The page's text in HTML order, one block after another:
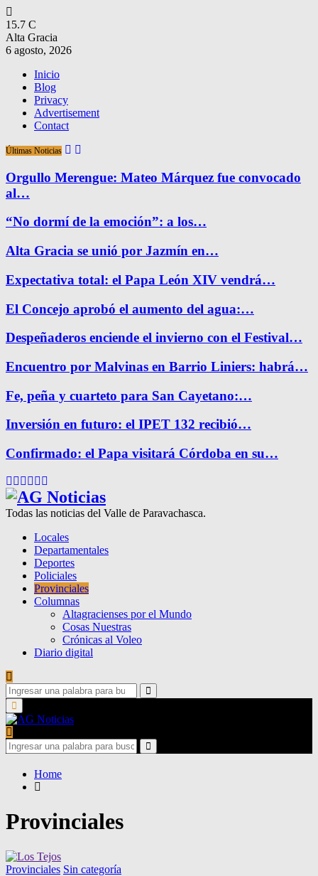
15.7 C
Alta Gracia
6 agosto, 2026
Inicio
Blog
Privacy
Advertisement
Contact
Últimas Noticias
Orgullo Merengue: Mateo Márquez fue convocado
al…
“No dormí de la emoción”: a los…
Alta Gracia se unió por Jazmín en…
Expectativa total: el Papa León XIV vendrá…
El Concejo aprobó el aumento del agua:…
Despeñaderos enciende el invierno con el Festival…
Encuentro por Malvinas en Barrio Liniers: habrá…
Fe, peña y cuarteto para San Cayetano:…
Inversión en futuro: el IPET 132 recibió…
Confirmado: el Papa visitará Córdoba en su…
Facebook
Twitter
Instagram
Pinterest
Google
Todas las noticias del Valle de Paravachasca.
Locales
Departamentales
Deportes
Policiales
Provinciales
Columnas
Altagracienses por el Mundo
Cosas Nuestras
Crónicas al Voleo
Diario digital
Search
for:
Search
Primary
Menu
Search
for:
Search
Home
Provinciales
Provinciales Sin categoría